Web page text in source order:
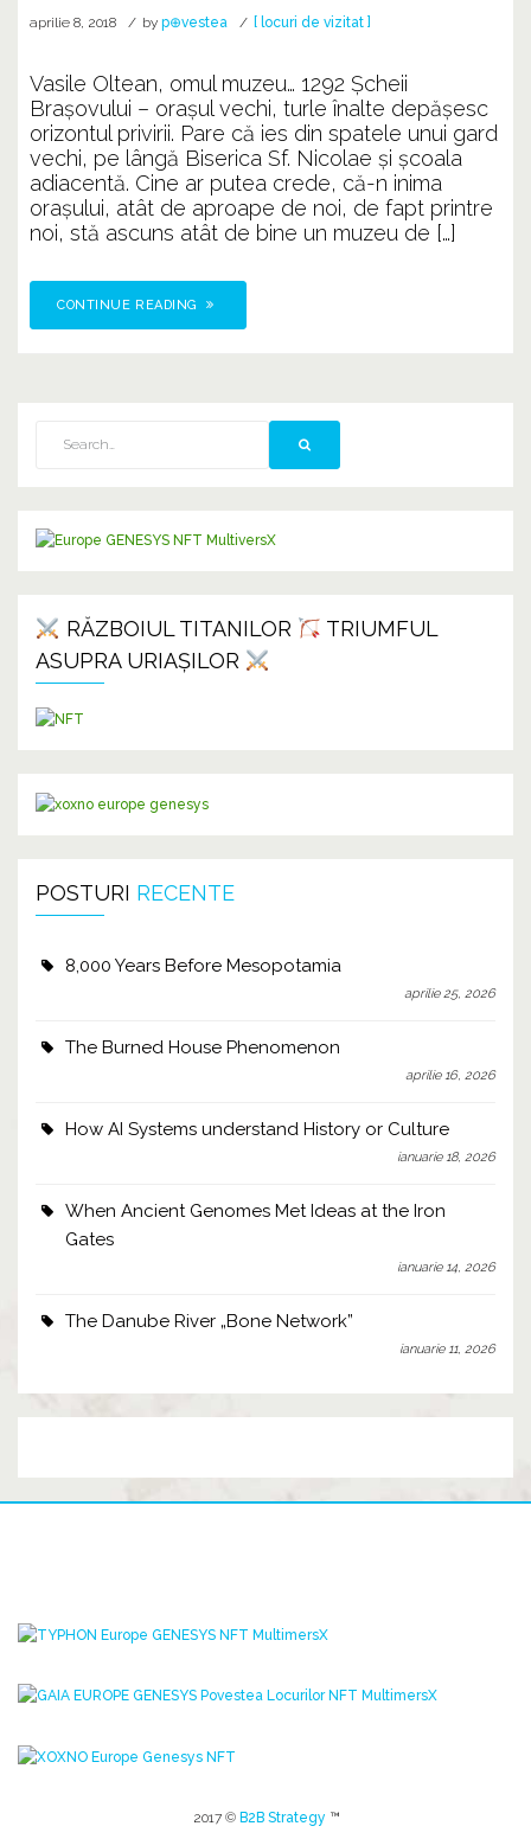
aprilie 8, 2018 by p⊕vestea [ locuri de vizitat ]
Vasile Oltean, omul muzeu… 1292 Șcheii
Brașovului – orașul vechi, turle înalte depășesc
orizontul privirii. Pare că ies din spatele unui gard
vechi, pe lângă Biserica Sf. Nicolae și școala
adiacentă. Cine ar putea crede, că-n inima
orașului, atât de aproape de noi, de fapt printre
noi, stă ascuns atât de bine un muzeu de […]
CONTINUE READING
RĂZBOIUL TITANILOR
TRIUMFUL
ASUPRA URIAȘILOR
POSTURI RECENTE
8,000 Years Before Mesopotamia
aprilie 25, 2026
The Burned House Phenomenon
aprilie 16, 2026
How AI Systems understand History or Culture
ianuarie 18, 2026
When Ancient Genomes Met Ideas at the Iron
Gates
ianuarie 14, 2026
The Danube River „Bone Network”
ianuarie 11, 2026
2017 © B2B Strategy ™